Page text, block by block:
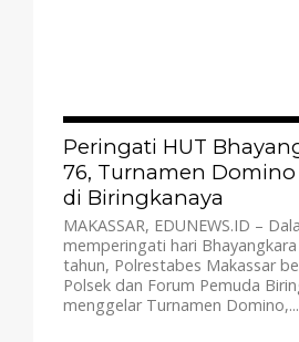
Peringati HUT
76, Turnamen
di Biringkanaya
MAKASSAR, EDUNEWS.ID –
memperingati hari
tahun, Polrestabes Makassar
Polsek dan Forum Pemuda
menggelar Turnamen Domino,...